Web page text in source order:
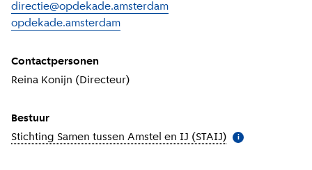
directie@opdekade.amsterdam
opdekade.amsterdam
Contactpersonen
Reina Konijn (Directeur)
Bestuur
Stichting Samen tussen Amstel en IJ (STAIJ) Meer informatie
i